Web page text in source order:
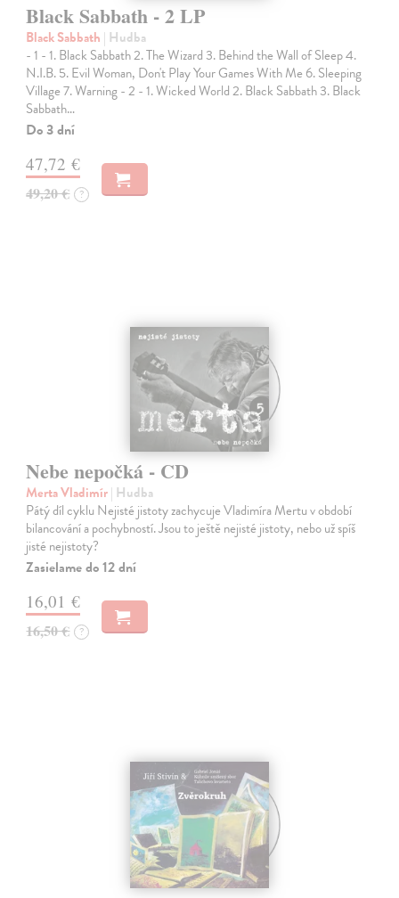
Black Sabbath - 2 LP
Black Sabbath | Hudba
- 1 - 1. Black Sabbath 2. The Wizard 3. Behind the Wall of Sleep 4.
N.I.B. 5. Evil Woman, Don't Play Your Games With Me 6. Sleeping
Village 7. Warning - 2 - 1. Wicked World 2. Black Sabbath 3. Black
Sabbath…
Do 3 dní
47,72 €
49,20 € ?
Nebe nepočká - CD
Merta Vladimír| Hudba
Pátý díl cyklu Nejisté jistoty zachycuje Vladimíra Mertu v období
bilancování a pochybností. Jsou to ještě nejisté jistoty, nebo už spíš
jisté nejistoty?
Zasielame do 12 dní
16,01 €
16,50 € ?